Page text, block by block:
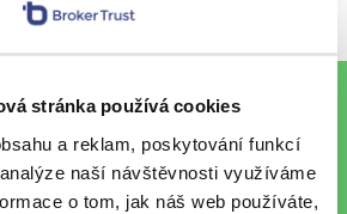
stránka používá cookies
a reklam, poskytování funkcí
naší návštěvnosti využíváme
o tom, jak náš web používáte,
z financí e-mailem